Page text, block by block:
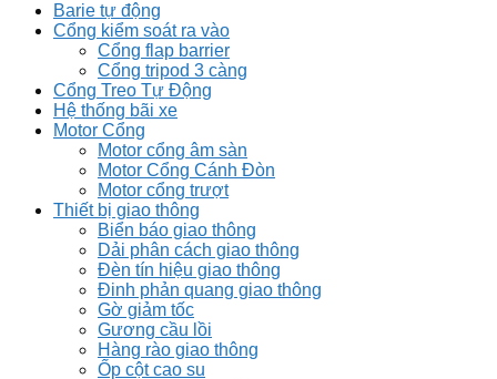
Barie tự động
Cổng kiểm soát ra vào
Cổng flap barrier
Cổng tripod 3 càng
Cổng Treo Tự Động
Hệ thống bãi xe
Motor Cổng
Motor cổng âm sàn
Motor Cổng Cánh Đòn
Motor cổng trượt
Thiết bị giao thông
Biển báo giao thông
Dải phân cách giao thông
Đèn tín hiệu giao thông
Đinh phản quang giao thông
Gờ giảm tốc
Gương cầu lồi
Hàng rào giao thông
Ốp cột cao su